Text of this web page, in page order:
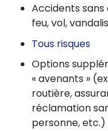
Accidents sans
feu, vol,
Tous risques
Options
« avenants »
routière,
réclamation
personne, etc.)